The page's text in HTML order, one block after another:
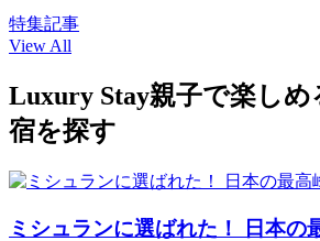
特集記事
View All
Luxury Stay親子で楽しめ
宿を探す
ミシュランに選ばれた！ 日本の